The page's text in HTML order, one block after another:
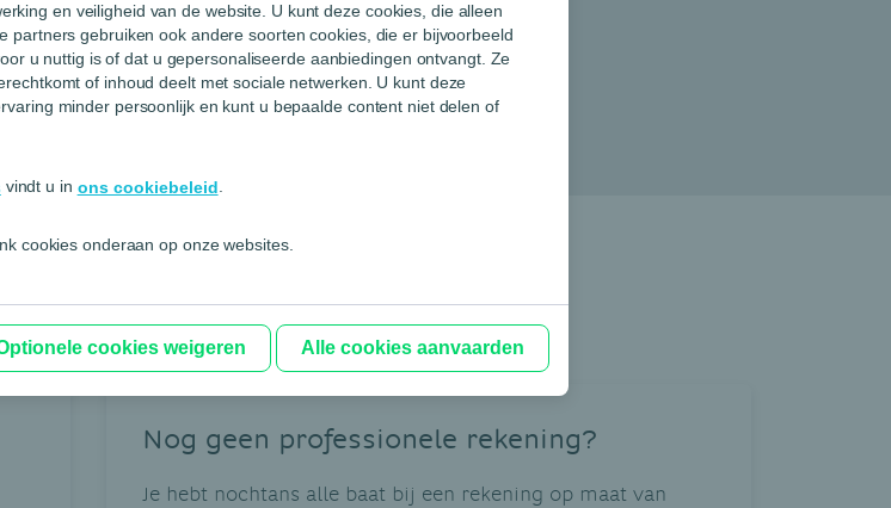
Nog geen professionele rekening?
Je hebt nochtans alle baat bij een rekening op maat van
en veiligheid van de website. U kunt deze cookies, die alleen
partners gebruiken ook andere soorten cookies, die er bijvoorbeeld
u nuttig is of dat u gepersonaliseerde aanbiedingen ontvangt. Ze
of inhoud deelt met sociale netwerken. U kunt deze
minder persoonlijk en kunt u bepaalde content niet delen of
vindt u in ons cookiebeleid
cookies onderaan op onze websites.
cookies weigeren Alle cookies aanvaarden